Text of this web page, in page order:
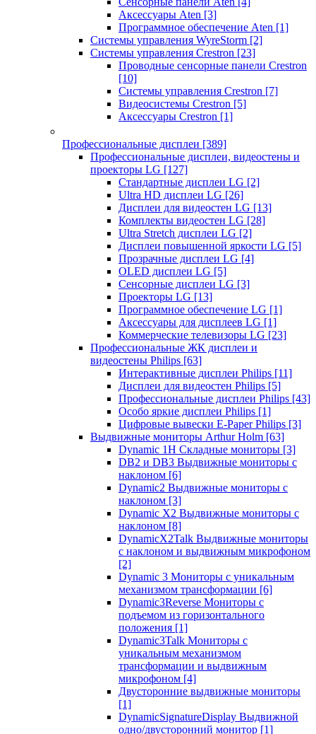
Аксессуары Aten [3]
Программное обеспечение Aten [1]
Системы управления WyreStorm [2]
Системы управления Crestron [23]
Проводные сенсорные панели Crestron
[10]
Системы управления Crestron [7]
Видеосистемы Crestron [5]
Аксессуары Crestron [1]
Профессиональные дисплеи [389]
Профессиональные дисплеи, видеостены и
проекторы LG [127]
Стандартные дисплеи LG [2]
Ultra HD дисплеи LG [26]
Дисплеи для видеостен LG [13]
Комплекты видеостен LG [28]
Ultra Stretch дисплеи LG [2]
Дисплеи повышенной яркости LG [5]
Прозрачные дисплеи LG [4]
OLED дисплеи LG [5]
Сенсорные дисплеи LG [3]
Проекторы LG [13]
Программное обеспечение LG [1]
Аксессуары для дисплеев LG [1]
Коммерческие телевизоры LG [23]
Профессиональные ЖК дисплеи и
видеостены Philips [63]
Интерактивные дисплеи Philips [11]
Дисплеи для видеостен Philips [5]
Профессиональные дисплеи Philips [43]
Особо яркие дисплеи Philips [1]
Цифровые вывески E-Paper Philips [3]
Выдвижные мониторы Arthur Holm [63]
Dynamic 1Н Складные мониторы [3]
DB2 и DB3 Выдвижные мониторы с
наклоном [6]
Dynamic2 Выдвижные мониторы с
наклоном [3]
Dynamic X2 Выдвижные мониторы с
наклоном [8]
DynamicX2Talk Выдвижные мониторы
с наклоном и выдвижным микрофоном
[2]
Dynamic 3 Мониторы с уникальным
механизмом трансформации [6]
Dynamic3Reverse Мониторы с
подъемом из горизонтального
положения [1]
Dynamic3Talk Мониторы с
уникальным механизмом
трансформации и выдвижным
микрофоном [4]
Двусторонние выдвижные мониторы
[1]
DynamicSignatureDisplay Выдвижной
одно/двусторонний монитор [1]